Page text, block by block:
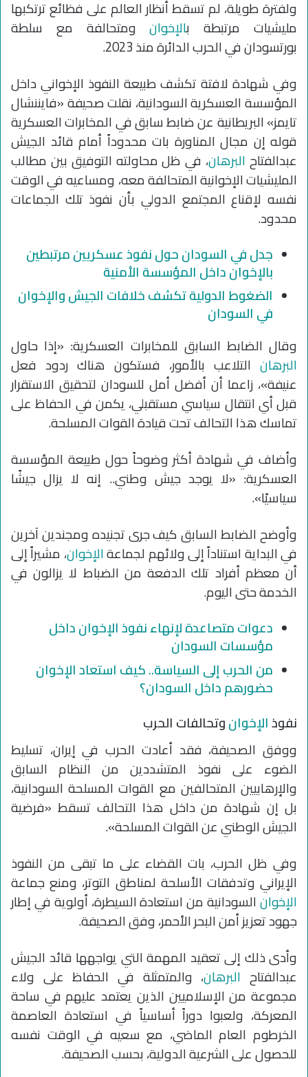
ولفترة طويلة، لم تسقط أنظار العالم على فظائع ترتكبها
مليشيات مرتبطة بالإخوانومتحالفة مع سلطة
بورتسودان في الحرب الدائرة منذ 2023.
وفي شهادة لافتة تكشف طبيعة النفوذ الإخواني داخل
المؤسسة العسكرية السودانية، نقلت صحيفة «فايننشال
تايمز» البريطانية عن ضابط سابق في المخابرات العسكرية
قوله إن مجال المناورة بات محدوداً أمام قائد الجيش
عبدالفتاح البرهان، في ظل محاولته التوفيق بين مطالب
المليشيات الإخوانية المتحالفة معه، ومساعيه في الوقت
نفسه لإقناع المجتمع الدولي بأن نفوذ تلك الجماعات
محدود.
جدل في السودان حول نفوذ عسكريين مرتبطين
بالإخوان داخل المؤسسة الأمنية
الضغوط الدولية تكشف خلافات الجيش والإخوان
في السودان
وقال الضابط السابق للمخابرات العسكرية: «إذا حاول
البرهان التلاعب بالأمور، فستكون هناك ردود فعل
عنيفة»، زاعما أن أفضل أمل للسودان لتحقيق الاستقرار
قبل أي انتقال سياسي مستقبلي، يكمن في الحفاظ على
تماسك هذا التحالف تحت قيادة القوات المسلحة.
وأضاف في شهادة أكثر وضوحاً حول طبيعة المؤسسة
العسكرية: «لا يوجد جيش وطني.. إنه لا يزال جيشًا
سياسيًا».
وأوضح الضابط السابق كيف جرى تجنيده ومجندين آخرين
في البداية استناداً إلى ولائهم لجماعةالإخوان، مشيراً إلى
أن معظم أفراد تلك الدفعة من الضباط لا يزالون في
الخدمة حتى اليوم.
دعوات متصاعدة لإنهاء نفوذ الإخوان داخل
مؤسسات السودان
من الحرب إلى السياسة.. كيف استعاد الإخوان
حضورهم داخل السودان؟
نفوذالإخوانوتحالفات الحرب
ووفق الصحيفة، فقد أعادت الحرب في إيران، تسليط
الضوء على نفوذ المتشددين من النظام السابق
والإرهابيين المتحالفين مع القوات المسلحة السودانية،
بل إن شهادة من داخل هذا التحالف تسقط «فرضية
الجيش الوطني عن القوات المسلحة».
وفي ظل الحرب، بات القضاء على ما تبقى من النفوذ
الإيراني وتدفقات الأسلحة لمناطق التوتر، ومنع جماعة
الإخوانالسودانية من استعادة السيطرة، أولوية في إطار
جهود تعزيز أمن البحر الأحمر، وفق الصحيفة.
وأدى ذلك إلى تعقيد المهمة التي يواجهها قائد الجيش
عبدالفتاح البرهان، والمتمثلة في الحفاظ على ولاء
مجموعة من الإسلاميين الذين يعتمد عليهم في ساحة
المعركة، ولعبوا دوراً أساسياً في استعادة العاصمة
الخرطوم العام الماضي، مع سعيه في الوقت نفسه
للحصول على الشرعية الدولية، بحسب الصحيفة.